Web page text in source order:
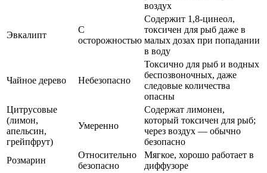
воздух
Эвкалипт
С
осторожностью
Содержит 1,8-цинеол,
токсичен для рыб даже в
малых дозах при попадании
в воду
Чайное дерево Небезопасно
Токсично для рыб и водных
беспозвоночных, даже
следовые количества
опасны
Цитрусовые
(лимон,
апельсин,
грейпфрут)
Умеренно
Содержат лимонен,
который токсичен для рыб;
через воздух — обычно
безопасно
Розмарин
Относительно
безопасно
Мягкое, хорошо работает в
диффузоре